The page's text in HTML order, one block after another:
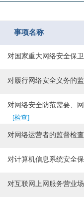
事项名称
对国家重大网络安全保
对履行网络安全义务的
对网络安全防范需要、
[检查]
对网络运营者的监督检查
对计算机信息系统安全
对互联网上网服务营业